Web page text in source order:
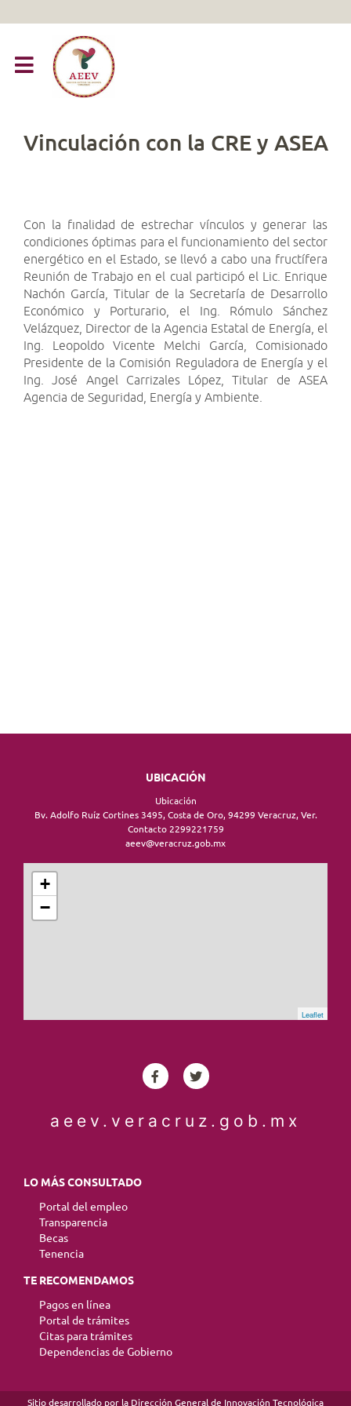
Vinculación con la CRE y ASEA
Con la finalidad de estrechar vínculos y generar las
condiciones óptimas para el funcionamiento del sector
energético en el Estado, se llevó a cabo una fructífera
Reunión de Trabajo en el cual participó el Lic. Enrique
Nachón García, Titular de la Secretaría de Desarrollo
Económico y Porturario, el Ing. Rómulo Sánchez
Velázquez, Director de la Agencia Estatal de Energía, el
Ing. Leopoldo Vicente Melchi García, Comisionado
Presidente de la Comisión Reguladora de Energía y el
Ing. José Angel Carrizales López, Titular de ASEA
Agencia de Seguridad, Energía y Ambiente.
UBICACIÓN
Ubicación
Bv. Adolfo Ruíz Cortines 3495, Costa de Oro, 94299 Veracruz, Ver.
Contacto 2299221759
aeev@veracruz.gob.mx
+
−
Leaflet
aeev.veracruz.gob.mx
LO MÁS CONSULTADO
Portal del empleo
Transparencia
Becas
Tenencia
TE RECOMENDAMOS
Pagos en línea
Portal de trámites
Citas para trámites
Dependencias de Gobierno
Sitio desarrollado por la Dirección General de Innovación Tecnológica